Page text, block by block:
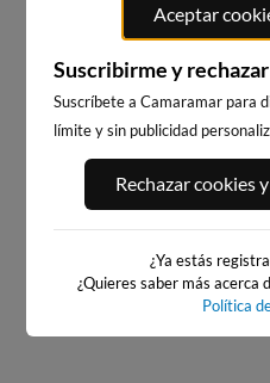
PORT ANDRATX
57km · Andratx
Aceptar
Suscribirme y rechazar
Suscríbete a Camaramar para
límite y sin publicidad
Rechazar cookies
¿Ya estás
¿Quieres saber más acerca
Política